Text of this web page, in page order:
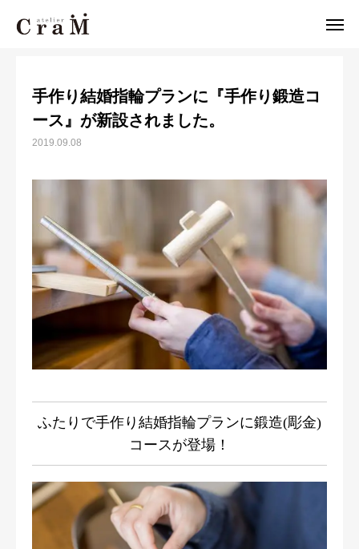
News
手作り結婚指輪プランに『手作り鍛造コ
ース』が新設されました。
2019.09.08
ふたりで手作り結婚指輪プランに鍛造(彫金)
コースが登場！
来店予約 店舗情報
婚約指輪
セットリング
ジュエリー
CraMについて
オンライン
来店予約